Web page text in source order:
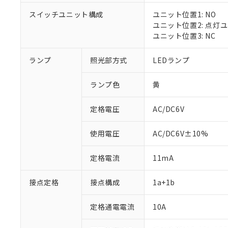
スイッチユニット構成
ユニット位置1: NO
ユニット位置2: 点灯
ユニット位置3: NC
ランプ 照光部方式 LEDランプ
ランプ色 黄
定格電圧 AC/DC6V
使用電圧 AC/DC6V±10%
定格電流 11mA
接点定格 接点構成 1a+1b
定格通電電流 10A
ご利用条件
以下の条件をお読
当社制御機
のであり、
※1 対応状況
対応済み：EU
調査・確認中：
非該当品：ライセ
仕入先様の事情に
があります。
鉛(Pb) 1000ppm以下、
ル（DBP） 1000ppm以
フタル酸エステル類の
「○」：最大均質
「×」：最大均質
「－」：未確認で
*中国RoHS10物質の基
Pb(鉛) :1000ppm、
Cr(Ⅵ)(六価クロム) :
DBP(フタル酸ジブチル
DEHP(フタル酸ビス(2-
などの必要
ます。
置等に一切
記
説明